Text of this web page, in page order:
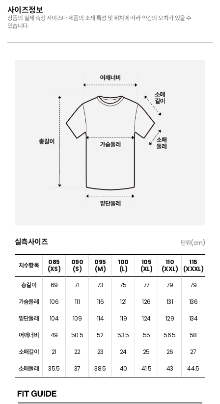
사이즈정보
상품의 실제 측정 사이즈나 제품의 소재 특성 및 위치에 따라 약간의 오차가 있을 수
있습니다.
실측사이즈 단위(cm)
치수항목
085
(XS)
090
(S)
095
(M)
100
(L)
105
(XL)
110
(XXL)
115
(XXXL)
총길이
69 71 73 75 77 79
79
가슴둘레
106 111 116 121 126 131
136
밑단둘레
104 109 114 119 124 129
134
어깨너비
49 50.5 52 53.5 55 56.5
58
소매길이
21 22 23 24 25 26
27
소매둘레
35.5 37 38.5 40 41.5 43 44.5